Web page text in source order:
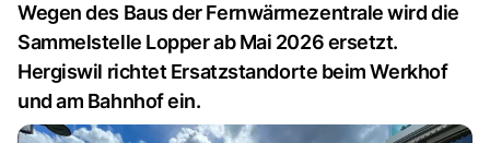
Wegen des Baus der Fernwärmezentrale wird die
Sammelstelle Lopper ab Mai 2026 ersetzt.
Hergiswil richtet Ersatzstandorte beim Werkhof
und am Bahnhof ein.